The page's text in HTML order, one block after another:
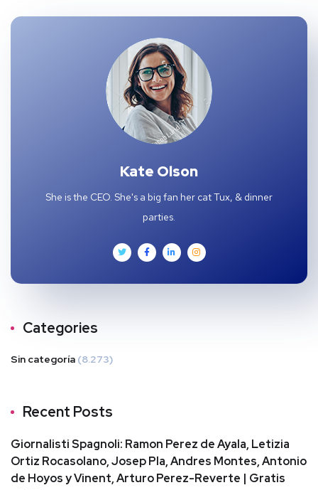
Kate Olson
She is the CEO. She's a big fan her cat Tux, & dinner
parties.
Categories
Sin categoría (8.273)
Recent Posts
Giornalisti Spagnoli: Ramon Perez de Ayala, Letizia
Ortiz Rocasolano, Josep Pla, Andres Montes, Antonio
de Hoyos y Vinent, Arturo Perez-Reverte | Gratis